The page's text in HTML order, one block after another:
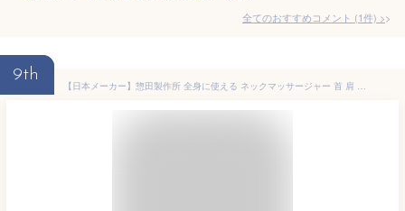
全てのおすすめコメント (1件) >
9th
【日本メーカー】惣田製作所 全身に使える ネックマッサージャー 首 肩 腰 お尻 太もも 脚 足 肩こり マッサージ機 温熱ヒーター内蔵 電源コード付属 医療機器認証品 母の日 父の日 敬老の日 プレゼント ギフト WEB限定色グレー ブラウン